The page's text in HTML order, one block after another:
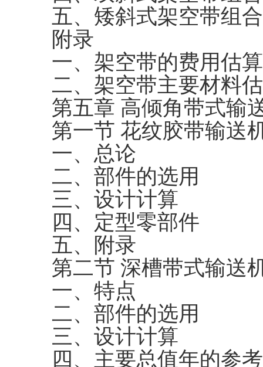
五、矮斜式架空带组
附录
一、架空带的费用估算
二、架空带主要材料
第五章 高倾角带式输
第一节 花纹胶带输送
一、总论
二、部件的选用
三、设计计算
四、定型零部件
五、附录
第二节 深槽带式输送
一、特点
二、部件的选用
三、设计计算
四、主要总值年的参